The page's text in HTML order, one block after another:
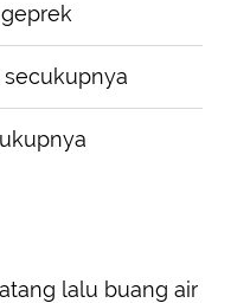
lalu buang air